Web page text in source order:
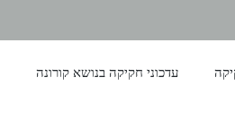
עדכוני חקיקה בנושא קורונה